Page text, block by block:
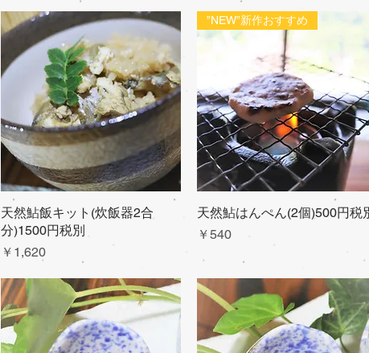
クイックビュー
天然鮎飯キット(炊飯器2合
分)1500円税別
価格
￥1,620
クイックビュー
”NEW”新作おすすめ
天然鮎はんぺん(2個)500円税
価格
￥540